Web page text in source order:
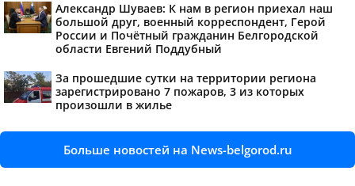
Александр Шуваев: К нам в регион приехал наш
большой друг, военный корреспондент, Герой
России и Почётный гражданин Белгородской
области Евгений Поддубный
За прошедшие сутки на территории региона
зарегистрировано 7 пожаров, 3 из которых
произошли в жилье
Больше новостей на News-belgorod.ru